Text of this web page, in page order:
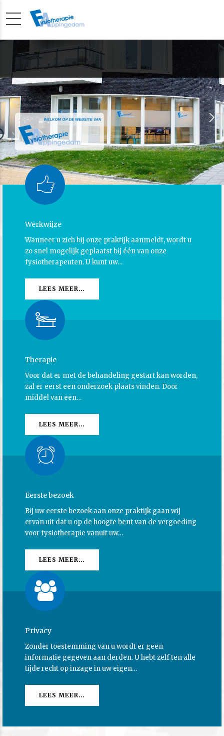
Werkwijze
Wanneer u zich bij onze praktijk aanmeldt, wordt u
zo snel mogelijk geplaatst bij één van onze
fysiotherapeuten. U kunt uw…
LEES MEER…
Therapie
Voor dat er met de behandeling gestart kan worden,
zal er eerst een onderzoek plaats vinden. Door
middel van een…
LEES MEER…
Eerste bezoek
Bij uw eerste bezoek aan onze praktijk gaan wij
ervan uit dat u op de hoogte bent van de vergoeding
voor fysiotherapie vanuit uw…
LEES MEER…
Privacy
Zonder toestemming van u wordt er geen
informatie gegeven aan derden. U hebt zelf ten alle
tijde recht op inzage in uw eigen…
LEES MEER…